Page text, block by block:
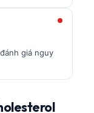
giá nguy